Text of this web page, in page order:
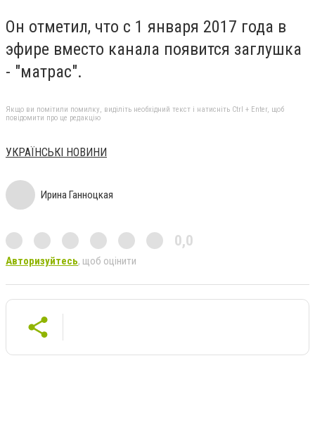
Он отметил, что с 1 января 2017 года в
эфире вместо канала появится заглушка
- "матрас".
Якщо ви помітили помилку, виділіть необхідний текст і натисніть Ctrl + Enter, щоб
повідомити про це редакцію
УКРАЇНСЬКІ НОВИНИ
Ирина Ганноцкая
0,0
Авторизуйтесь, щоб оцінити